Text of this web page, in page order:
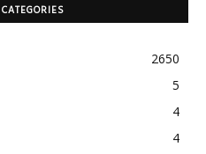
2650
5
4
4